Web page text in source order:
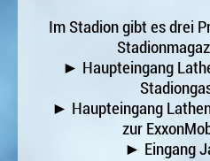
Im Stadion gibt es drei
► Haupteingang
► Haupteingang
zur
► Eingang